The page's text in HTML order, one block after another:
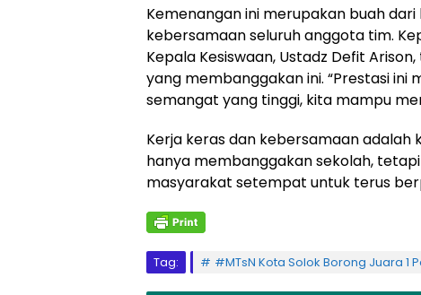
Kemenangan ini merupakan buah
kebersamaan seluruh anggota tim.
Kepala Kesiswaan, Ustadz Defit
yang membanggakan ini. “Prestasi
semangat yang tinggi, kita mampu
Kerja keras dan kebersamaan adalah
hanya membanggakan sekolah,
masyarakat setempat untuk terus
Tag: #MTsN Kota Solok Borong Juara 1